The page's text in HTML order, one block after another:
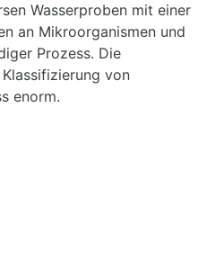
Wasserproben mit einer
an Mikroorganismen und
Prozess. Die
von
enorm.